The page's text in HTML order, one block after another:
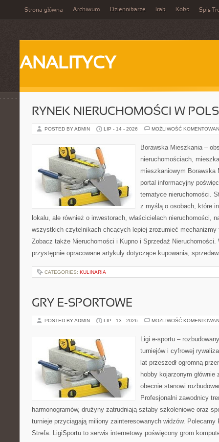
Strona główna Archiwum Dziennikarze Irak Koks Spis
ANALITYCY
RYNEK NIERUCHOMOŚCI W
POSTED BY ADMIN LIP - 14 - 2026 MOŻLIWOŚĆ
Borawska Mieszkania –
nieruchomościach,
mieszkaniowym Borawska
portal informacyjny
tematyce nieruchomości.
z myślą o osobach, które
lokalu, ale również o inwestorach, właścicielach nieruchomości,
wszystkich czytelnikach chcących lepiej zrozumieć mechanizmy
Zobacz także Nieruchomości i Kupno i Sprzedaż
przystępnie opracowane artykuły dotyczące kupowania,
CATEGORIES: KULINARIA
GRY E-SPORTOWE
POSTED BY ADMIN LIP - 13 - 2026 MOŻLIWOŚĆ
Ligi e-sportu –
turniejów i cyfrowej
lat przeszedł ogromną
hobby kojarzonym
obecnie stanowi
Profesjonalni zawodnicy
harmonogramów, drużyny zatrudniają sztaby szkoleniowe oraz
turnieje przyciągają miliony zainteresowanych widzów.
Strefa. LigiSportu to serwis internetowy poświęcony grom